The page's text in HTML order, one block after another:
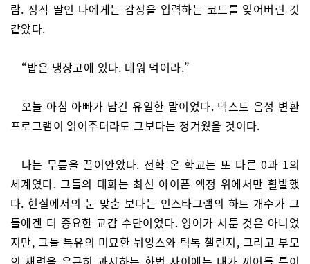
람. 정작 딸인 나에게는 감정을 입력하는 코드를 잊어버린 것
같았다.
“밥은 냉장고에 있다. 데워 먹어라.”
오늘 아침 아빠가 남긴 유일한 말이었다. 텍스트 음성 변환
프로그램이 읽어주더라도 그보다는 정겨웠을 것이다.
나는 무릎을 끌어안았다. 전학 온 학교는 또 다른 0과 1의
세계였다. 그들의 대화는 최신 아이폰 액정 위에서만 활발했
다. 현실에서의 눈 맞춤 보다는 인스타그램의 하트 개수가 그
들에겐 더 중요한 교감 수단이었다. 영어가 서툰 것은 아니었
지만, 그들 특유의 미묘한 뉘앙스와 틱톡 챌린지, 그리고 부모